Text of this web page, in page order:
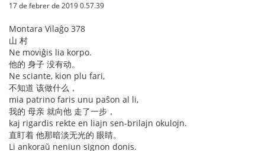
17 de febrer de 2019 0.57.39
Montara Vilaĝo 378
山 村
Ne moviĝis lia korpo.
他的 身子 没有动。
Ne sciante, kion plu fari,
不知道 该做什么，
mia patrino faris unu paŝon al li,
我的 母亲 就向他 走了一步，
kaj rigardis rekte en liajn sen-brilajn okulojn.
直盯着 他那暗淡无光的 眼睛。
Li ankoraŭ neniun signon donis.